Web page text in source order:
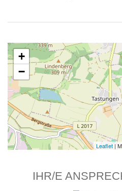
+
−
Leaflet|
IHR/E